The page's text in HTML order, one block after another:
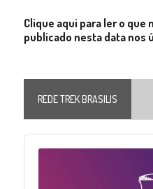
Clique aqui para ler o que
publicado nesta data nos
REDE TREK BRASILIS
Audio
Player